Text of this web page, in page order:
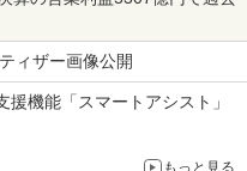
ィザー画像公開
機能「スマートアシスト」